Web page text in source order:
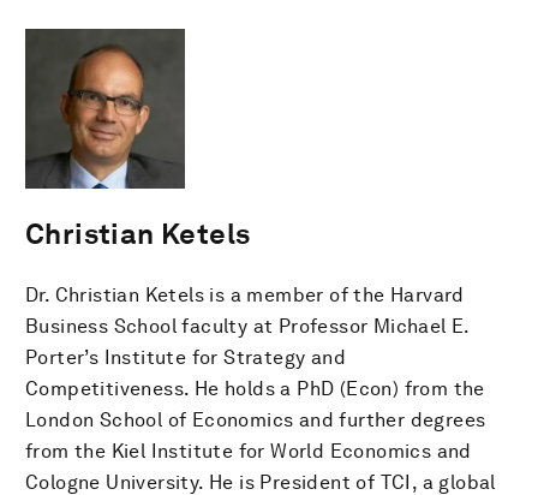
Christian Ketels
Dr. Christian Ketels is a member of the Harvard
Business School faculty at Professor Michael E.
Porter’s Institute for Strategy and
Competitiveness. He holds a PhD (Econ) from the
London School of Economics and further degrees
from the Kiel Institute for World Economics and
Cologne University. He is President of TCI, a global